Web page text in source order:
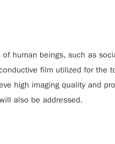
human beings, such as
film utilized for
high imaging quality and
also be addressed.